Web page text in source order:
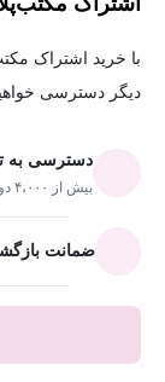
دیگر دسترسی
دسترسی به
بیش از ۴،۰۰۰ دوره
ضمانت